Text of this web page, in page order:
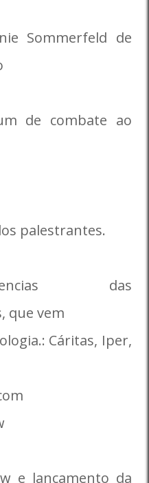
Sommerfeld de
de combate ao
palestrantes.
das
que vem
Cáritas, Iper,
e lançamento da